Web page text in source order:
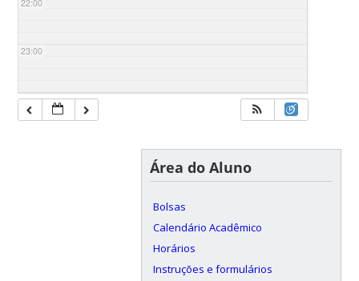
22:00
23:00
Área do Aluno
Bolsas
Calendário Acadêmico
Horários
Instruções e formulários